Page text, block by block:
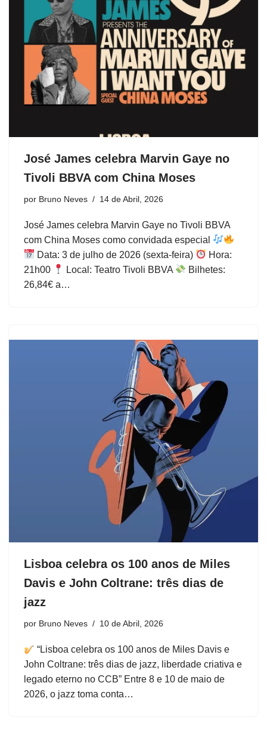
José James celebra Marvin Gaye no
Tivoli BBVA com China Moses
por Bruno Neves 14 de Abril, 2026
José James celebra Marvin Gaye no Tivoli BBVA
com China Moses como convidada especial
Data: 3 de julho de 2026 (sexta-feira)
Hora:
21h00
Local: Teatro Tivoli BBVA
Bilhetes:
26,84€ a…
Lisboa celebra os 100 anos de Miles
Davis e John Coltrane: três dias de
jazz
por Bruno Neves 10 de Abril, 2026
“Lisboa celebra os 100 anos de Miles Davis e
John Coltrane: três dias de jazz, liberdade criativa e
legado eterno no CCB” Entre 8 e 10 de maio de
2026, o jazz toma conta…